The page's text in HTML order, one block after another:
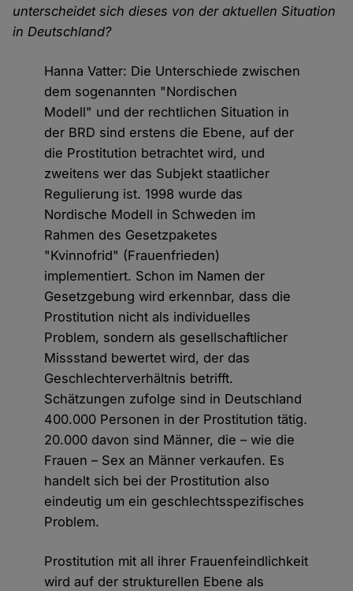
unterscheidet sich dieses von der aktuellen Situation
in Deutschland?
Hanna Vatter: Die Unterschiede zwischen
dem sogenannten "Nordischen
Modell" und der rechtlichen Situation in
der BRD sind erstens die Ebene, auf der
die Prostitution betrachtet wird, und
zweitens wer das Subjekt staatlicher
Regulierung ist. 1998 wurde das
Nordische Modell in Schweden im
Rahmen des Gesetzpaketes
"Kvinnofrid" (Frauenfrieden)
implementiert. Schon im Namen der
Gesetzgebung wird erkennbar, dass die
Prostitution nicht als individuelles
Problem, sondern als gesellschaftlicher
Missstand bewertet wird, der das
Geschlechterverhältnis betrifft.
Schätzungen zufolge sind in Deutschland
400.000 Personen in der Prostitution tätig.
20.000 davon sind Männer, die – wie die
Frauen – Sex an Männer verkaufen. Es
handelt sich bei der Prostitution also
eindeutig um ein geschlechtsspezifisches
Problem.
Prostitution mit all ihrer Frauenfeindlichkeit
wird auf der strukturellen Ebene als